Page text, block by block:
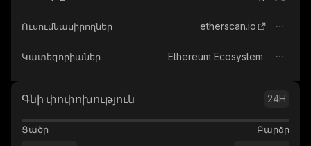
Ուսումնասիրողներ etherscan.io
Կատեգորիաներ Ethereum Ecosystem
Գնի փոփոխություն 24H
Ցածր Բարձր